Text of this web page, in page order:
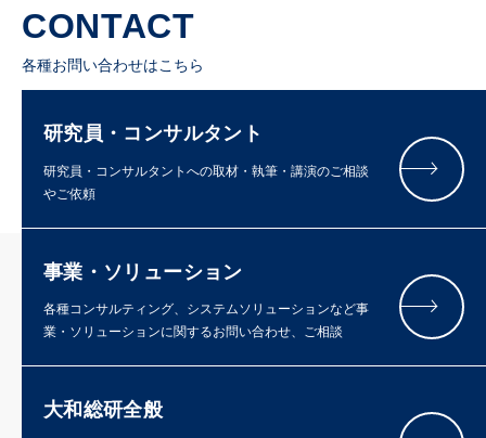
CONTACT
各種お問い合わせはこちら
研究員・コンサルタント
研究員・コンサルタントへの取材・執筆・講演のご相談
やご依頼
事業・ソリューション
各種コンサルティング、システムソリューションなど事
業・ソリューションに関するお問い合わせ、ご相談
大和総研全般